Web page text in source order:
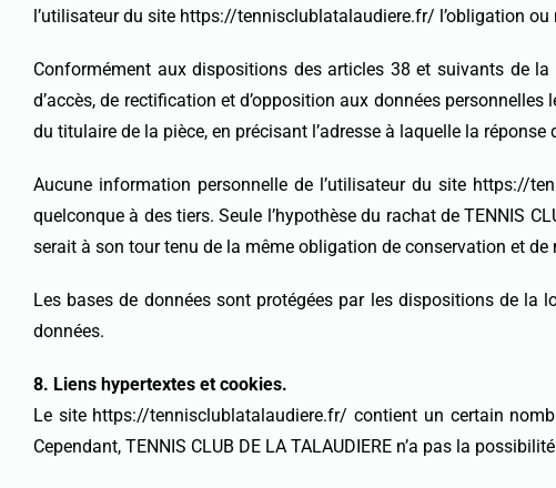
l’utilisateur du site https://tennisclublatalaudiere.fr/ l’obligation
Conformément aux dispositions des articles 38 et suivants de
d’accès, de rectification et d’opposition aux données
du titulaire de la pièce, en précisant l’adresse à laquelle la réponse
Aucune information personnelle de l’utilisateur du site https://
quelconque à des tiers. Seule l’hypothèse du rachat de TENNIS
serait à son tour tenu de la même obligation de conservation et
Les bases de données sont protégées par les dispositions de
données.
8. Liens hypertextes et cookies.
Le site https://tennisclublatalaudiere.fr/ contient un certain
Cependant, TENNIS CLUB DE LA TALAUDIERE n’a pas la